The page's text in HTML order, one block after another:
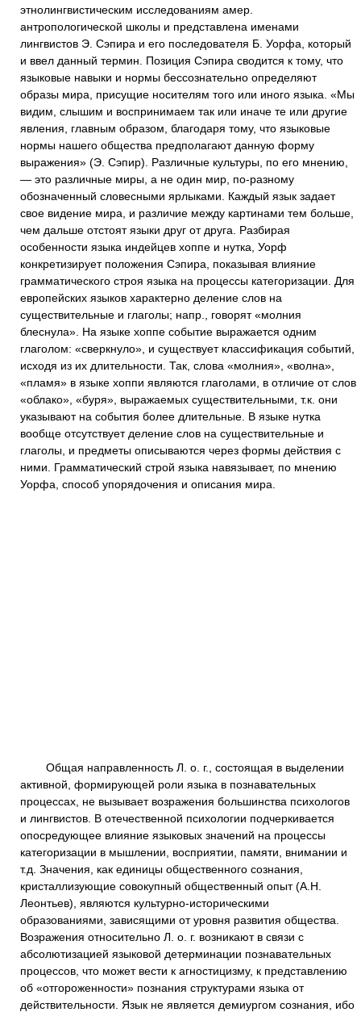
этнолингвистическим исследованиям амер.
антропологической школы и представлена именами
лингвистов Э. Сэпира и его последователя Б. Уорфа, который
и ввел данный термин. Позиция Сэпира сводится к тому, что
языковые навыки и нормы бессознательно определяют
образы мира, присущие носителям того или иного языка. «Мы
видим, слышим и воспринимаем так или иначе те или другие
явления, главным образом, благодаря тому, что языковые
нормы нашего общества предполагают данную форму
выражения» (Э. Сэпир). Различные культуры, по его мнению,
— это различные миры, а не один мир, по-разному
обозначенный словесными ярлыками. Каждый язык задает
свое видение мира, и различие между картинами тем больше,
чем дальше отстоят языки друг от друга. Разбирая
особенности языка индейцев хоппе и нутка, Уорф
конкретизирует положения Сэпира, показывая влияние
грамматического строя языка на процессы категоризации. Для
европейских языков характерно деление слов на
существительные и глаголы; напр., говорят «молния
блеснула». На языке хоппе событие выражается одним
глаголом: «сверкнуло», и существует классификация событий,
исходя из их длительности. Так, слова «молния», «волна»,
«пламя» в языке хоппи являются глаголами, в отличие от слов
«облако», «буря», выражаемых существительными, т.к. они
указывают на события более длительные. В языке нутка
вообще отсутствует деление слов на существительные и
глаголы, и предметы описываются через формы действия с
ними. Грамматический строй языка навязывает, по мнению
Уорфа, способ упорядочения и описания мира.
Общая направленность Л. о. г., состоящая в выделении
активной, формирующей роли языка в познавательных
процессах, не вызывает возражения большинства психологов
и лингвистов. В отечественной психологии подчеркивается
опосредующее влияние языковых значений на процессы
категоризации в мышлении, восприятии, памяти, внимании и
т.д. Значения, как единицы общественного сознания,
кристаллизующие совокупный общественный опыт (А.Н.
Леонтьев), являются культурно-историческими
образованиями, зависящими от уровня развития общества.
Возражения относительно Л. о. г. возникают в связи с
абсолютизацией языковой детерминации познавательных
процессов, что может вести к агностицизму, к представлению
об «отгороженности» познания структурами языка от
действительности. Язык не является демиургом сознания, ибо